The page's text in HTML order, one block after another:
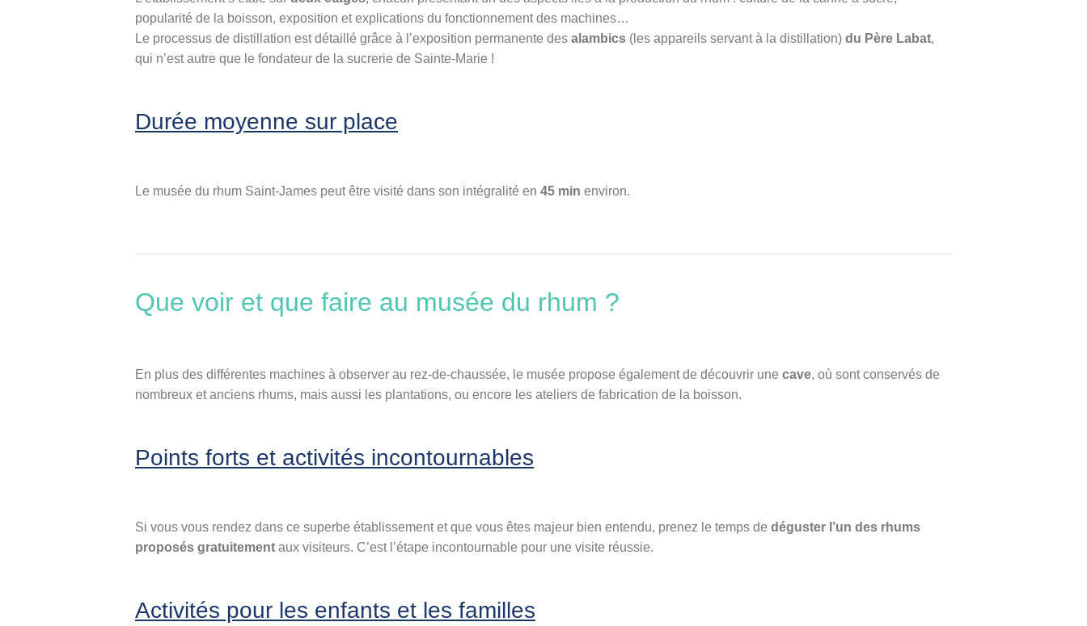
popularité de la boisson, exposition et explications du fonctionnement des machines…
Le processus de distillation est détaillé grâce à l’exposition permanente des alambics (les appareils servant à la distillation) du Père Labat,
qui n’est autre que le fondateur de la sucrerie de Sainte-Marie !
Durée moyenne sur place
Le musée du rhum Saint-James peut être visité dans son intégralité en 45 min environ.
Que voir et que faire au musée du rhum ?
En plus des différentes machines à observer au rez-de-chaussée, le musée propose également de découvrir une cave, où sont conservés de
nombreux et anciens rhums, mais aussi les plantations, ou encore les ateliers de fabrication de la boisson.
Points forts et activités incontournables
Si vous vous rendez dans ce superbe établissement et que vous êtes majeur bien entendu, prenez le temps de déguster l’un des rhums
proposés gratuitement aux visiteurs. C’est l’étape incontournable pour une visite réussie.
Activités pour les enfants et les familles